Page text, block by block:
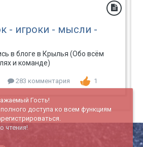
- игроки - мысли -
в блоге в Крылья (Обо всём
и команде)
283 комментария 1
Гость!
доступа ко всем функциям
чтения!